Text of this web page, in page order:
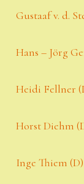
Gustaaf v. d.
Hans – Jörg
Heidi Fellner
Horst Diehm
Inge Thiem (D)